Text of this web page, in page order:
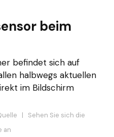
beim
befindet sich auf
halbwegs aktuellen
im Bildschirm
| Sehen Sie sich die
an